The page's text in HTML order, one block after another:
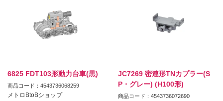
6825 FDT103形動力台車(黒)
商品コード：4543736068259
メトロBtoBショップ
JC7269 密連形TNカプラー(S
P・グレー) (H100形)
商品コード：4543736072690